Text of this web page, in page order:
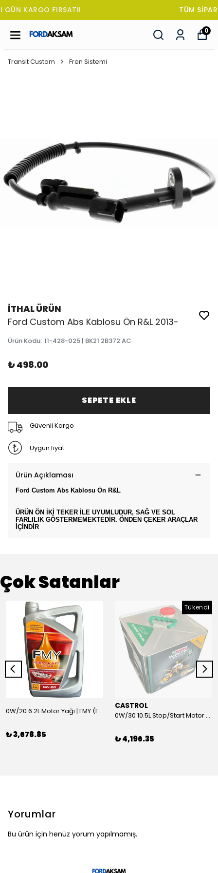
TÜM SİPARİŞLERDE OTO KOKUSU HEDİYE!
0
Transit Custom Fren Sistemi
İTHAL ÜRÜN
Ford Custom Abs Kablosu Ön R&L 2013-
Ürün Kodu: 11-428-025 | BK21 2B372 AC
₺ 498.00
SEPETE EKLE
Güvenli Kargo
Uygun fiyat
Ürün Açıklaması
Ford Custom Abs Kablosu Ön R&L
ÜRÜN ÖN İKİ TEKER İLE UYUMLUDUR, SAĞ VE SOL
FARLILIK GÖSTERMEMEKTEDİR. ÖNDEN ÇEKER ARAÇLAR
İÇİNDİR
Çok Satanlar
0W/20 6.2L Motor Yağı | FMY (Ford Motor Yağları)
₺ 3,678.85
Tükendi
CASTROL
0W/30 10.5L Stop/Start Motor Yağı | CASTROL
₺ 4,196.35
Yorumlar
Bu ürün için henüz yorum yapılmamış.